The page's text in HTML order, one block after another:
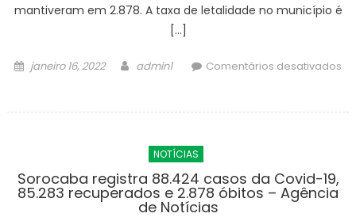
–
Agência
Notícias
mantiveram em 2.878. A taxa de letalidade no município é
[…]
Posted
janeiro 16, 2022 Author
admin1
Comentários desativados
casos
da
Covid-
19,
NOTÍCIAS
Sorocaba registra 88.424 casos da Covid-19,
85.283 recuperados e 2.878 óbitos – Agência
de Notícias